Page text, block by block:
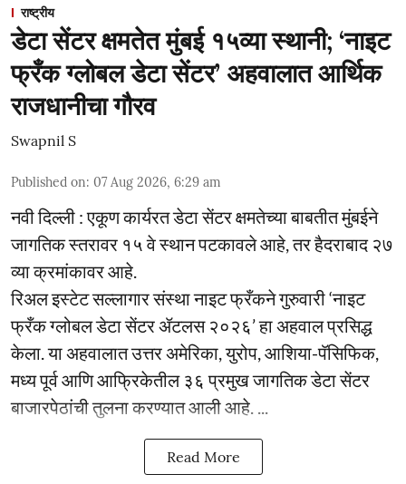
राष्ट्रीय
डेटा सेंटर क्षमतेत मुंबई १५व्या स्थानी; ‘नाइट
फ्रँक ग्लोबल डेटा सेंटर’ अहवालात आर्थिक
राजधानीचा गौरव
Swapnil S
Published on: 07 Aug 2026, 6:29 am
नवी दिल्ली : एकूण कार्यरत डेटा सेंटर क्षमतेच्या बाबतीत मुंबईने
जागतिक स्तरावर १५ वे स्थान पटकावले आहे, तर हैदराबाद २७
व्या क्रमांकावर आहे.
रिअल इस्टेट सल्लागार संस्था नाइट फ्रँकने गुरुवारी ‘नाइट
फ्रँक ग्लोबल डेटा सेंटर ॲटलस २०२६’ हा अहवाल प्रसिद्ध
केला. या अहवालात उत्तर अमेरिका, युरोप, आशिया-पॅसिफिक,
मध्य पूर्व आणि आफ्रिकेतील ३६ प्रमुख जागतिक डेटा सेंटर
बाजारपेठांची तुलना करण्यात आली आहे. ...
Read More